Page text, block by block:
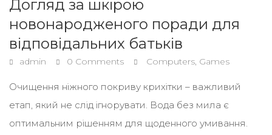
Догляд за шкірою
новонародженого поради для
відповідальних батьків
admin 0 Comments Computers, Games
Очищення ніжного покриву крихітки – важливий
етап, який не слід ігнорувати. Вода без мила є
оптимальним рішенням для щоденного умивання.